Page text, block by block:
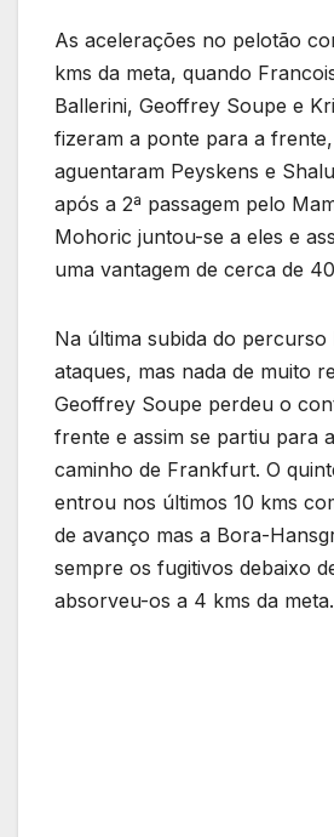
As acelerações no pelotão
kms da meta, quando
Ballerini, Geoffrey Soupe e
fizeram a ponte para a
aguentaram Peyskens e
após a 2ª passagem pelo
Mohoric juntou-se a eles e
uma vantagem de cerca de
Na última subida do percurso
ataques, mas nada de muito
Geoffrey Soupe perdeu o
frente e assim se partiu para
caminho de Frankfurt. O
entrou nos últimos 10 kms
de avanço mas a Bora-
sempre os fugitivos debaixo
absorveu-os a 4 kms da meta.